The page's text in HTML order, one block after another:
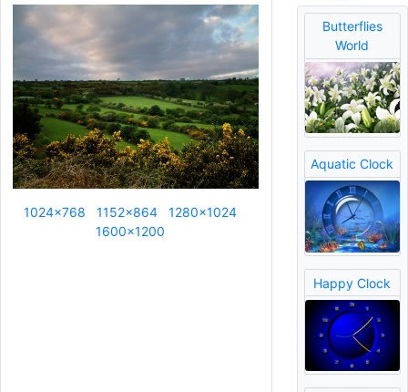
1024x768 1152x864
1280x1024
1600x1200
Butterflies
World
Aquatic Clock
Happy Clock